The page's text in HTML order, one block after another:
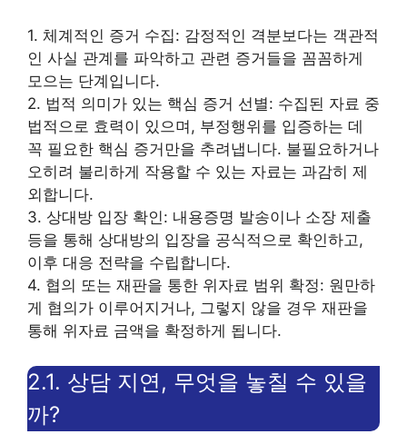
1. 체계적인 증거 수집: 감정적인 격분보다는 객관적
인 사실 관계를 파악하고 관련 증거들을 꼼꼼하게
모으는 단계입니다.
2. 법적 의미가 있는 핵심 증거 선별: 수집된 자료 중
법적으로 효력이 있으며, 부정행위를 입증하는 데
꼭 필요한 핵심 증거만을 추려냅니다. 불필요하거나
오히려 불리하게 작용할 수 있는 자료는 과감히 제
외합니다.
3. 상대방 입장 확인: 내용증명 발송이나 소장 제출
등을 통해 상대방의 입장을 공식적으로 확인하고,
이후 대응 전략을 수립합니다.
4. 협의 또는 재판을 통한 위자료 범위 확정: 원만하
게 협의가 이루어지거나, 그렇지 않을 경우 재판을
통해 위자료 금액을 확정하게 됩니다.
2.1. 상담 지연, 무엇을 놓칠 수 있을
까?